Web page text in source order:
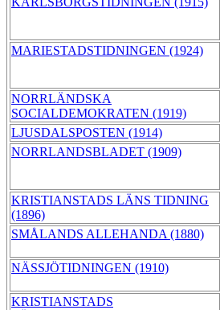
MARIESTADSTIDNINGEN (1924)
NORRLÄNDSKA
SOCIALDEMOKRATEN (1919)
LJUSDALSPOSTEN (1914)
NORRLANDSBLADET (1909)
KRISTIANSTADS LÄNS TIDNING
(1896)
SMÅLANDS ALLEHANDA (1880)
NÄSSJÖTIDNINGEN (1910)
KRISTIANSTADS